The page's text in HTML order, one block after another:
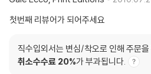
첫번째 리뷰어가 되어주세요
직수입외서는 변심/착오로 인해 주문
취소수수료 20%가 부과됩니다.